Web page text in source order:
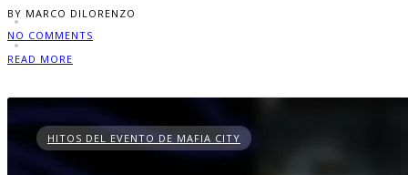
BY MARCO DILORENZO
NO COMMENTS
READ MORE
HITOS DEL EVENTO DE MAFIA CITY